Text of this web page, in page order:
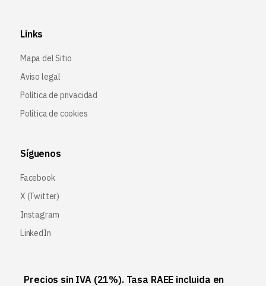
Links
Mapa del Sitio
Aviso legal
Política de privacidad
Política de cookies
Síguenos
Facebook
X (Twitter)
Instagram
LinkedIn
Precios sin IVA (21%). Tasa RAEE incluida en